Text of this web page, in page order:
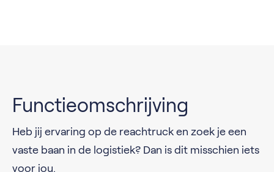
Functieomschrijving
Heb jij ervaring op de reachtruck en zoek je een
vaste baan in de logistiek? Dan is dit misschien iets
voor jou.